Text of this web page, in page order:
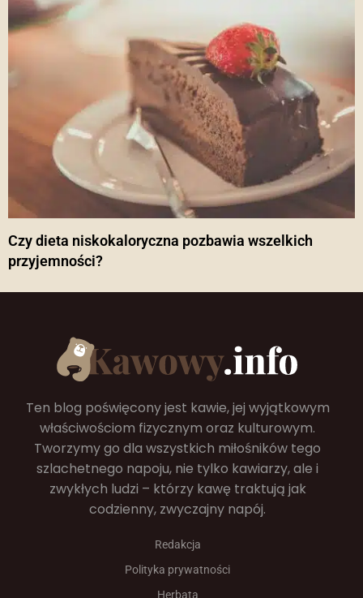
Czy dieta niskokaloryczna pozbawia wszelkich
przyjemności?
Ten blog poświęcony jest kawie, jej wyjątkowym
właściwościom fizycznym oraz kulturowym.
Tworzymy go dla wszystkich miłośników tego
szlachetnego napoju, nie tylko kawiarzy, ale i
zwykłych ludzi – którzy kawę traktują jak
codzienny, zwyczajny napój.
Redakcja
Polityka prywatności
Herbata